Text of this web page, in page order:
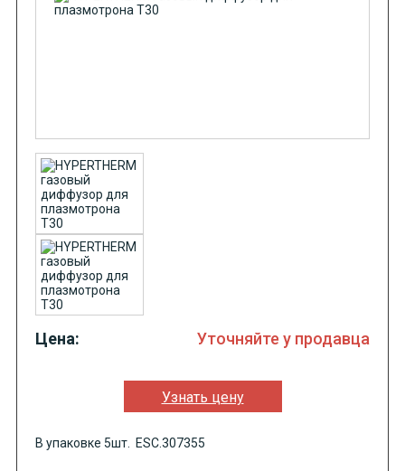
Цена: Уточняйте у продавца
Узнать цену
В упаковке 5шт. ESC.307355